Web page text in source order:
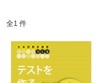
全1 件